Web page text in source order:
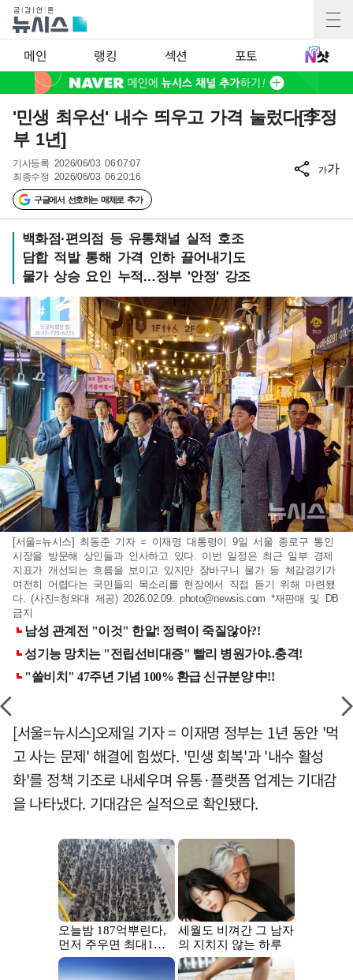
메인 랭킹 섹션 포토
'민생 최우선' 내수 띄우고 가격 눌렀다[李정
부 1년]
기사등록 2026/06/03 06:07:07
최종수정 2026/06/03 06:20:16
구글에서 선호하는 매체로 추가
가가
백화점·편의점 등 유통채널 실적 호조
담합 적발 통해 가격 인하 끌어내기도
물가 상승 요인 누적…정부 '안정' 강조
[서울=뉴시스] 최동준 기자 = 이재명 대통령이 9일 서울 종로구 통인
시장을 방문해 상인들과 인사하고 있다. 이번 일정은 최근 일부 경제
지표가 개선되는 흐름을 보이고 있지만 장바구니 물가 등 체감경기가
여전히 어렵다는 국민들의 목소리를 현장에서 직접 듣기 위해 마련됐
다. (사진=청와대 제공) 2026.02.09. photo@newsis.com *재판매 및 DB
금지
[서울=뉴시스]오제일 기자 = 이재명 정부는 1년 동안 '먹
고 사는 문제' 해결에 힘썼다. '민생 회복'과 '내수 활성
화'를 정책 기조로 내세우며 유통·플랫폼 업계는 기대감
을 나타냈다. 기대감은 실적으로 확인됐다.